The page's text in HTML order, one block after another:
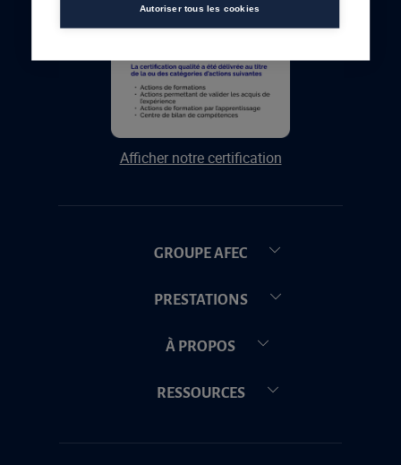
Afficher notre certification
GROUPE AFEC
PRESTATIONS
À PROPOS
RESSOURCES
Autoriser tous les cookies